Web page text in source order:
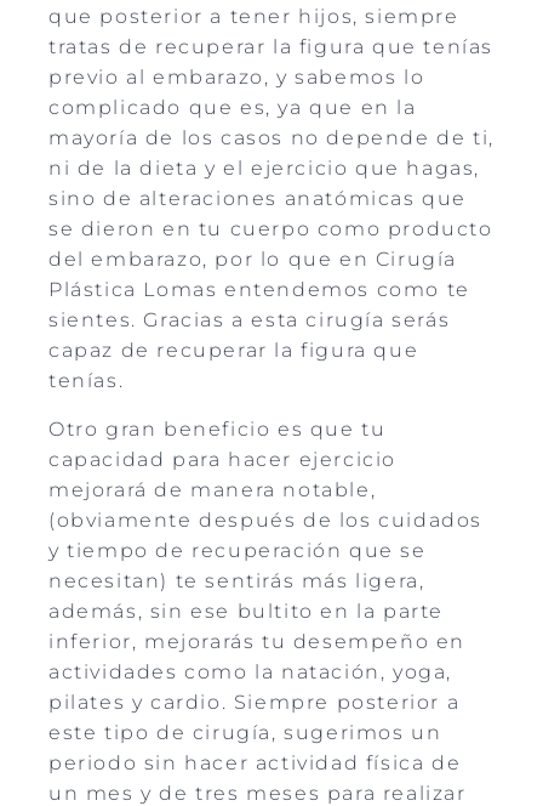
que posterior a tener hijos, siempre
tratas de recuperar la figura que tenías
previo al embarazo, y sabemos lo
complicado que es, ya que en la
mayoría de los casos no depende de ti,
ni de la dieta y el ejercicio que hagas,
sino de alteraciones anatómicas que
se dieron en tu cuerpo como producto
del embarazo, por lo que en Cirugía
Plástica Lomas entendemos como te
sientes. Gracias a esta cirugía serás
capaz de recuperar la figura que
tenías.
Otro gran beneficio es que tu
capacidad para hacer ejercicio
mejorará de manera notable,
(obviamente después de los cuidados
y tiempo de recuperación que se
necesitan) te sentirás más ligera,
además, sin ese bultito en la parte
inferior, mejorarás tu desempeño en
actividades como la natación, yoga,
pilates y cardio. Siempre posterior a
este tipo de cirugía, sugerimos un
periodo sin hacer actividad física de
un mes y de tres meses para realizar